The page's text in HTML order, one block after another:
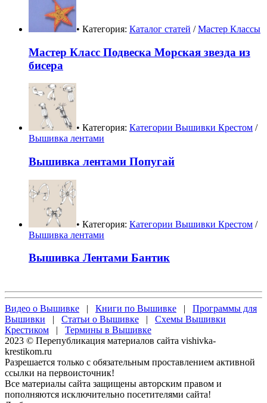
• Категория: Каталог статей /Мастер Классы
Мастер Класс Подвеска Морская звезда из
бисера
• Категория: Категории Вышивки Крестом /
Вышивка лентами
Вышивка лентами Попугай
• Категория: Категории Вышивки Крестом /
Вышивка лентами
Вышивка Лентами Бантик
Видео о Вышивке | Книги по Вышивке | Программы для
Вышивки | Статьи о Вышивке | Схемы Вышивки
Крестиком | Термины в Вышивке
2023 © Перепубликация материалов сайта vishivka-
krestikom.ru
Разрешается только с обязательным проставлением активной
ссылки на первоисточник!
Все материалы сайта защищены авторским правом и
пополняются исключительно посетителями сайта!